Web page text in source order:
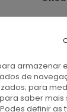
€
armazenar
de
para
saber mais
definir as